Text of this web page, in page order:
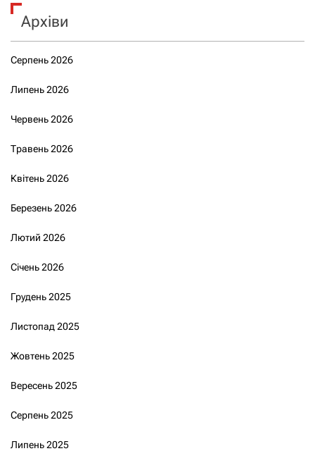
Архіви
Серпень 2026
Липень 2026
Червень 2026
Травень 2026
Квітень 2026
Березень 2026
Лютий 2026
Січень 2026
Грудень 2025
Листопад 2025
Жовтень 2025
Вересень 2025
Серпень 2025
Липень 2025